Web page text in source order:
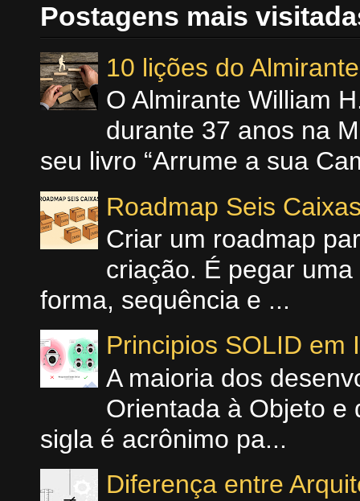
Postagens mais
10 lições do
O Almirante William
durante 37 anos na
seu livro “Arrume a sua
Roadmap Seis
Criar um roadmap
criação. É pegar
forma, sequência e ...
Principios SOLID em
A maioria dos
Orientada à Objeto e
sigla é acrônimo pa...
Diferença entre